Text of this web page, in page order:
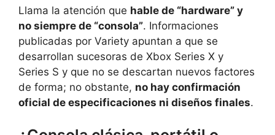
Llama la atención que hable de “hardware” y
no siempre de “consola”. Informaciones
publicadas por Variety apuntan a que se
desarrollan sucesoras de Xbox Series X y
Series S y que no se descartan nuevos factores
de forma; no obstante, no hay confirmación
oficial de especificaciones ni diseños finales.